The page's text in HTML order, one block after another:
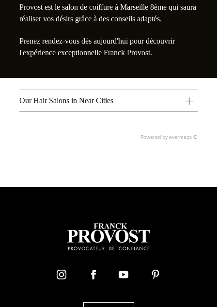
Provost est le salon de coiffure à Marseille 8ème qui saura
réaliser vos désirs grâce à des conseils adaptés.
Prenez rendez-vous dès aujourd'hui pour découvrir
l'expérience exceptionnelle Franck Provost.
Our Hair Salons in Near Cities
Powered by evermaps ©